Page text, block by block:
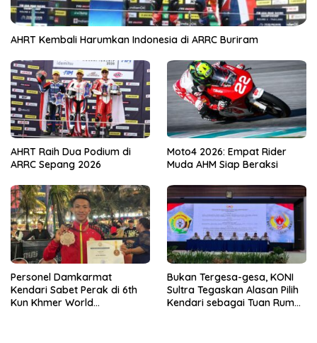
AHRT Kembali Harumkan Indonesia di ARRC Buriram
AHRT Raih Dua Podium di
ARRC Sepang 2026
Moto4 2026: Empat Rider
Muda AHM Siap Beraksi
Personel Damkarmat
Kendari Sabet Perak di 6th
Kun Khmer World
Bukan Tergesa-gesa, KONI
Sultra Tegaskan Alasan Pilih
Kendari sebagai Tuan Rumah